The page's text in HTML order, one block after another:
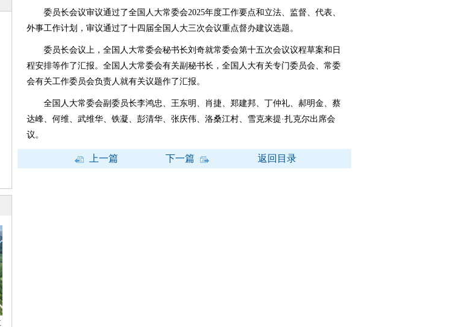
委员长会议审议通过了全国人大常委会2025年度工作要点和立法、监督、代表、
外事工作计划，审议通过了十四届全国人大三次会议重点督办建议选题。
委员长会议上，全国人大常委会秘书长刘奇就常委会第十五次会议议程草案和日
程安排等作了汇报。全国人大常委会有关副秘书长，全国人大有关专门委员会、常委
会有关工作委员会负责人就有关议题作了汇报。
全国人大常委会副委员长李鸿忠、王东明、肖捷、郑建邦、丁仲礼、郝明金、蔡
达峰、何维、武维华、铁凝、彭清华、张庆伟、洛桑江村、雪克来提·扎克尔出席会
议。
上一篇 下一篇 返回目录